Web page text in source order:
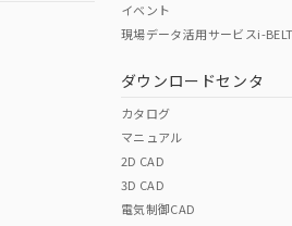
イベント
現場データ活用サービスi-BELT
ダウンロードセンタ
カタログ
マニュアル
2D CAD
3D CAD
電気制御CAD